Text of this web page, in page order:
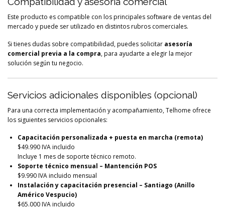
Este producto es compatible con los principales software de ventas del
mercado y puede ser utilizado en distintos rubros comerciales.
Si tienes dudas sobre compatibilidad, puedes solicitar asesoría
comercial previa a la compra, para ayudarte a elegir la mejor
solución según tu negocio.
Servicios adicionales disponibles (opcional)
Para una correcta implementación y acompañamiento, Telhome ofrece
los siguientes servicios opcionales:
Capacitación personalizada + puesta en marcha (remota)
$49.990 IVA incluido
Incluye 1 mes de soporte técnico remoto.
Soporte técnico mensual – Mantención POS
$9.990 IVA incluido mensual
Instalación y capacitación presencial – Santiago (Anillo
Américo Vespucio)
$65.000 IVA incluido